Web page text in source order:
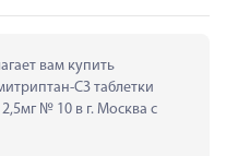
вам купить
СЗ таблетки
№ 10 в г. Москва с